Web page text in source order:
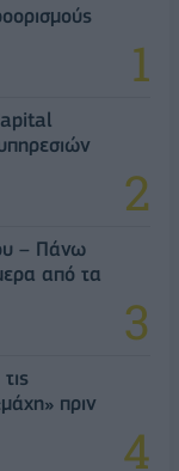
– Πάνω
από τα
πριν